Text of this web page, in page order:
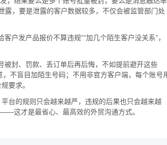
，要是泄露的客户数据较多，不仅会被监管部门处
发产品报价不算违规”“加几个陌生客户没关系”，
被封、罚款、丢订单后再后悔，不如提前避开这些
不盲目加陌生号码；不用非官方客户端，每个账号
要求。
台的规则只会越来越严，违规的后果也只会越来越
这才是最省心、最高效的外贸沟通方式。